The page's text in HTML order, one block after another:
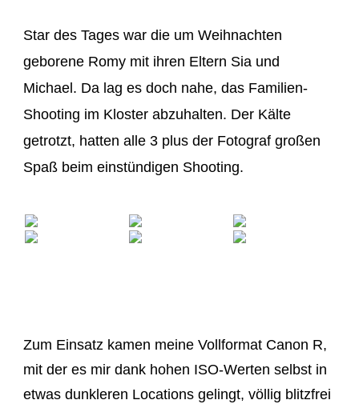
Star des Tages war die um Weihnachten
geborene Romy mit ihren Eltern Sia und
Michael. Da lag es doch nahe, das Familien-
Shooting im Kloster abzuhalten. Der Kälte
getrotzt, hatten alle 3 plus der Fotograf großen
Spaß beim einstündigen Shooting.
Zum Einsatz kamen meine Vollformat Canon R,
mit der es mir dank hohen ISO-Werten selbst in
etwas dunkleren Locations gelingt, völlig blitzfrei